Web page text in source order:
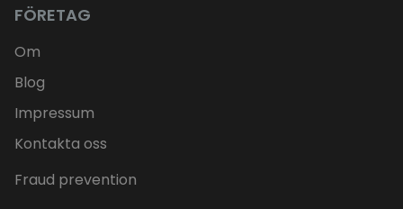
FÖRETAG
Om
Blog
Impressum
Kontakta oss
Fraud prevention